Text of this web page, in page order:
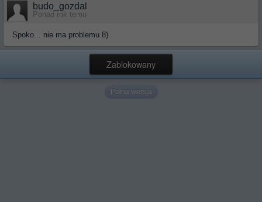
budo_gozdal
Ponad rok temu
Spoko... nie ma problemu 8)
Zablokowany
Pełna wersja